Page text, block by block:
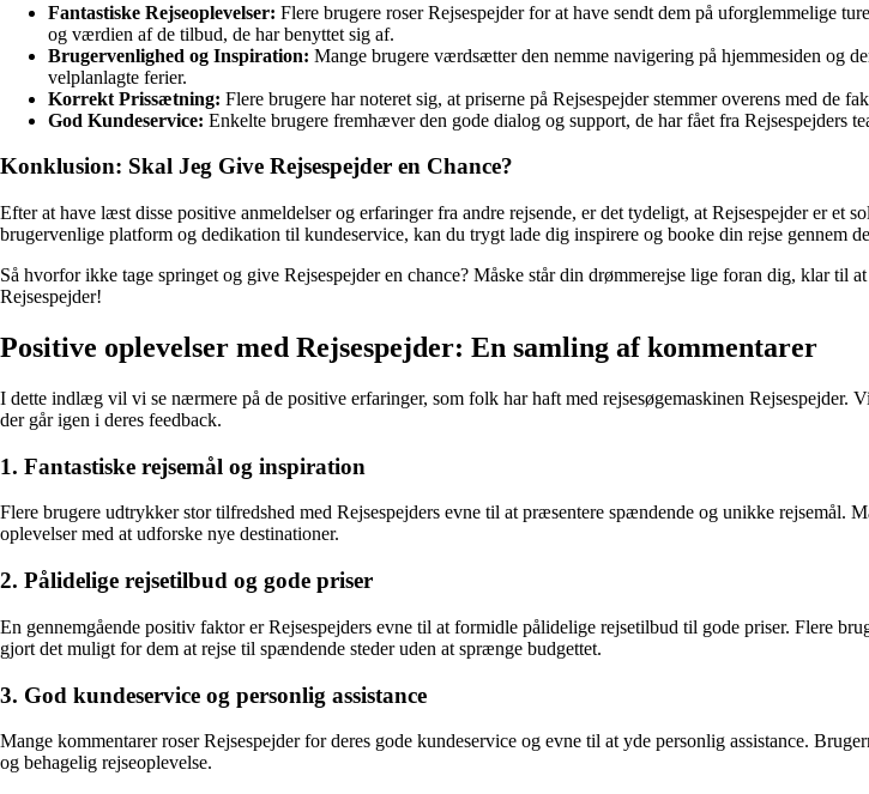
Fantastiske Rejseoplevelser: Flere brugere roser Rejsespejder for at have sendt dem på uforglemmelige
og værdien af de tilbud, de har benyttet sig af.
Brugervenlighed og Inspiration: Mange brugere værdsætter den nemme navigering på hjemmesiden og
velplanlagte ferier.
Korrekt Prissætning: Flere brugere har noteret sig, at priserne på Rejsespejder stemmer overens med
God Kundeservice: Enkelte brugere fremhæver den gode dialog og support, de har fået fra Rejsespejders
Konklusion: Skal Jeg Give Rejsespejder en Chance?
Efter at have læst disse positive anmeldelser og erfaringer fra andre rejsende, er det tydeligt, at Rejsespejder er
brugervenlige platform og dedikation til kundeservice, kan du trygt lade dig inspirere og booke din rejse gennem
Så hvorfor ikke tage springet og give Rejsespejder en chance? Måske står din drømmerejse lige foran dig, klar
Rejsespejder!
Positive oplevelser med Rejsespejder: En samling af kommentarer
I dette indlæg vil vi se nærmere på de positive erfaringer, som folk har haft med rejsesøgemaskinen
der går igen i deres feedback.
1. Fantastiske rejsemål og inspiration
Flere brugere udtrykker stor tilfredshed med Rejsespejders evne til at præsentere spændende og unikke
oplevelser med at udforske nye destinationer.
2. Pålidelige rejsetilbud og gode priser
En gennemgående positiv faktor er Rejsespejders evne til at formidle pålidelige rejsetilbud til gode priser. Flere
gjort det muligt for dem at rejse til spændende steder uden at sprænge budgettet.
3. God kundeservice og personlig assistance
Mange kommentarer roser Rejsespejder for deres gode kundeservice og evne til at yde personlig assistance.
og behagelig rejseoplevelse.